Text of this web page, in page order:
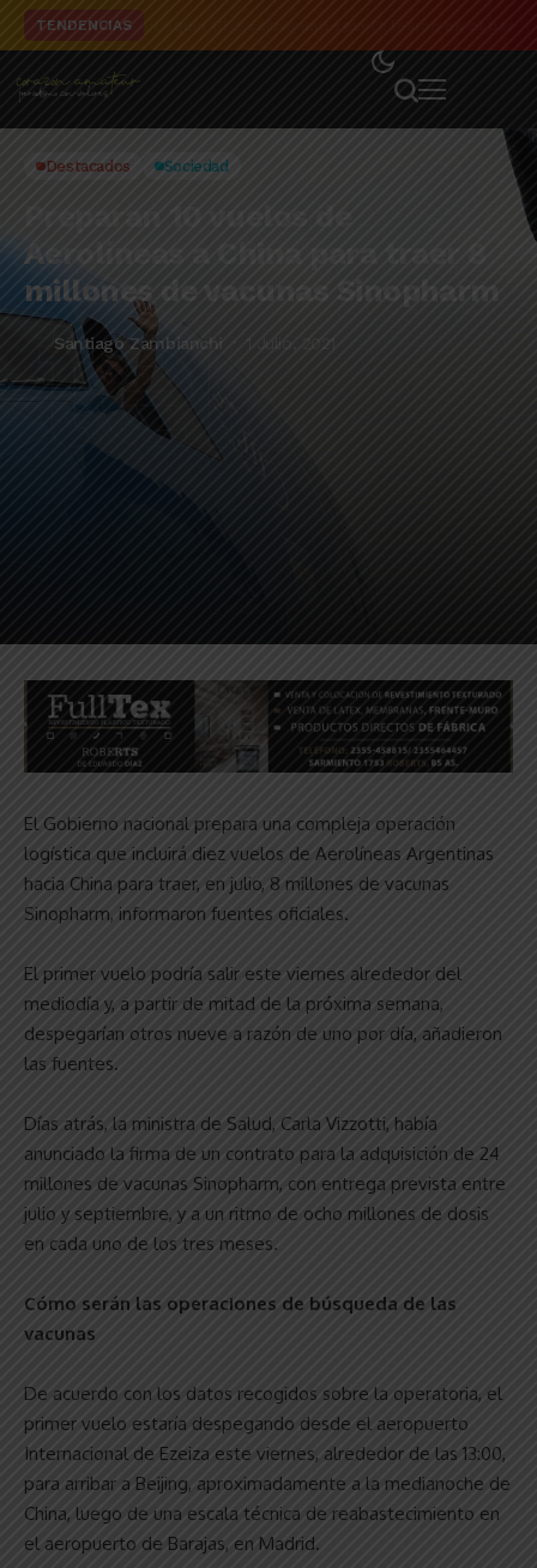
TENDENCIAS
Destacados Sociedad
Aerolíneas a China para traer 8
millones de vacunas Sinopharm
Santiago Zambianchi 1 Julio, 2021
El Gobierno nacional prepara una compleja operación
logística que incluirá diez vuelos de Aerolíneas Argentinas
hacia China para traer, en julio, 8 millones de vacunas
Sinopharm, informaron fuentes oficiales.
El primer vuelo podría salir este viernes alrededor del
mediodía y, a partir de mitad de la próxima semana,
despegarían otros nueve a razón de uno por día, añadieron
las fuentes.
Días atrás, la ministra de Salud, Carla Vizzotti, había
anunciado la firma de un contrato para la adquisición de 24
millones de vacunas Sinopharm, con entrega prevista entre
julio y septiembre, y a un ritmo de ocho millones de dosis
en cada uno de los tres meses.
Cómo serán las operaciones de búsqueda de las
vacunas
De acuerdo con los datos recogidos sobre la operatoria, el
primer vuelo estaría despegando desde el aeropuerto
Internacional de Ezeiza este viernes, alrededor de las 13:00,
para arribar a Beijing, aproximadamente a la medianoche de
China, luego de una escala técnica de reabastecimiento en
el aeropuerto de Barajas, en Madrid.